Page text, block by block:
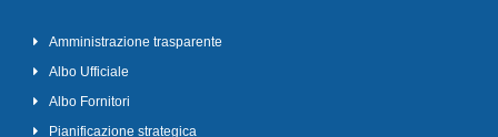
Amministrazione trasparente
Albo Ufficiale
Albo Fornitori
Pianificazione strategica